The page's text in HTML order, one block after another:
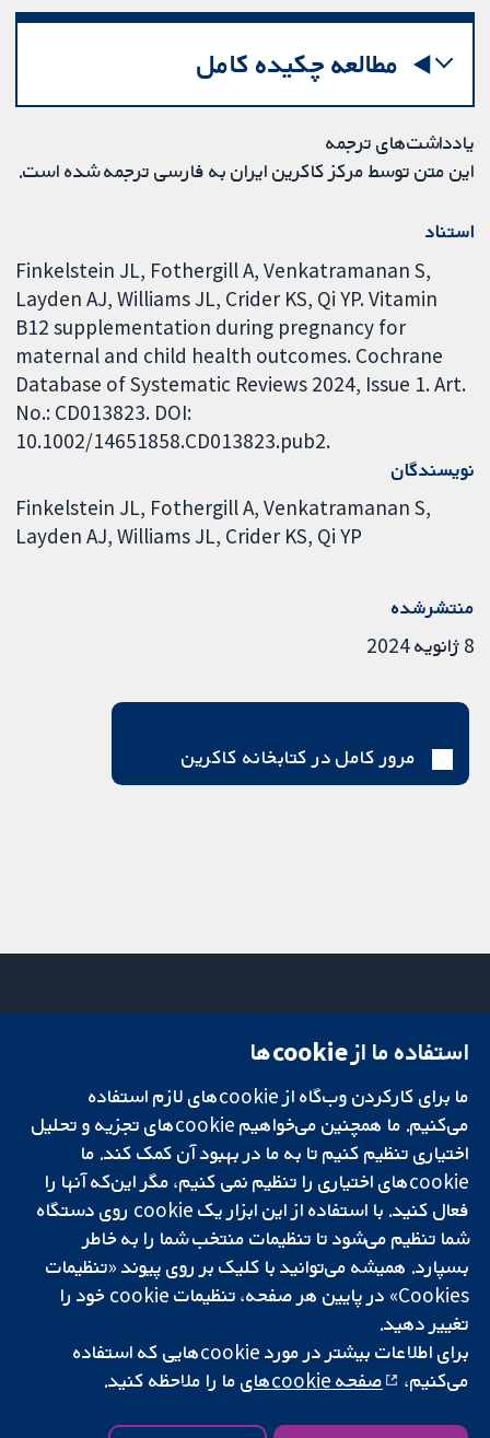
مطالعه چکیده کامل
یادداشت‌های ترجمه
این متن توسط مرکز کاکرین ایران به فارسی ترجمه شده است.
استناد
Finkelstein JL, Fothergill A, Venkatramanan S,
Layden AJ, Williams JL, Crider KS, Qi YP. Vitamin
B12 supplementation during pregnancy for
maternal and child health outcomes. Cochrane
Database of Systematic Reviews 2024, Issue 1. Art.
No.: CD013823. DOI:
10.1002/14651858.CD013823.pub2.
نویسندگان
Finkelstein JL Fothergill A Venkatramanan S
Layden AJ Williams JL Crider KS Qi YP
منتشرشده
8 ژانویه 2024
مرور کامل در کتابخانه کاکرین
تحقیقات قابل
اعتماد.
تصمیم‌گیری آگاهانه.
سلامت بهتر.
میدان کاوندیش
لندن
W1G 0AN
بریتانیا
دفتر رسانه‌ای
درباره ما
فرصت‌های
شغلی
Cochrane
Library
شبکه همکاری کاکرین، یک مؤسسه خیریه (شماره 1045921) و یک شرکت با
و ولز است. شماره ثبت مالیات بر ارزش افزوده: GB 718 2127 49.
کپی‌رایت © ۲۰۲۵ همکاری کاکرین
شرایط و ضوابط وب‌سایت|سلب مسئولیت|حریم خصوصی
استفاده ما از cookie‌ها
ما برای کارکردن وب‌گاه از cookie‌های لازم استفاده
می‌کنیم. ما همچنین می‌خواهیم cookie‌های تجزیه و تحلیل
اختیاری تنظیم کنیم تا به ما در بهبود آن کمک کند. ما
cookie‌های اختیاری را تنظیم نمی کنیم، مگر این‌که آنها را
فعال کنید. با استفاده از این ابزار یک cookie‌ روی دستگاه
شما تنظیم می‌شود تا تنظیمات منتخب شما را به خاطر
بسپارد. همیشه می‌توانید با کلیک بر روی پیوند «تنظیمات
Cookies» در پایین هر صفحه، تنظیمات cookie‌ خود را
تغییر دهید.
برای اطلاعات بیشتر در مورد cookie‌هایی که استفاده
می‌کنیم،
صفحه cookie‌های ما را ملاحظه کنید.